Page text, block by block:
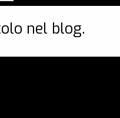
nel blog.